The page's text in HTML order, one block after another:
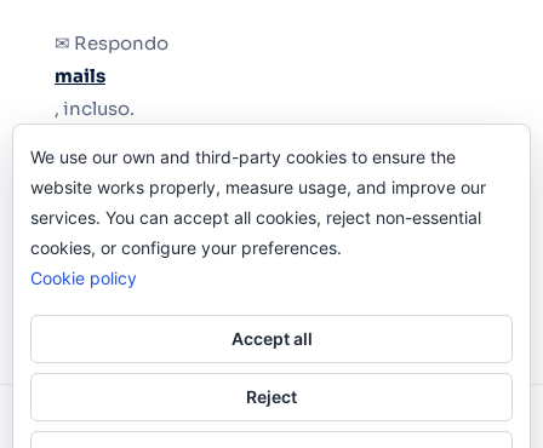
✉ Respondo
mails
, incluso.
Y si una persona no puede tener teléfono, que
le quiten el teléfono.
Odi O'Malley © 2016-2025. Todos Los Derechos
We use our own and third-party cookies to ensure the
website works properly, measure usage, and improve our
services. You can accept all cookies, reject non-essential
cookies, or configure your preferences.
Cookie policy
Accept all
Reject